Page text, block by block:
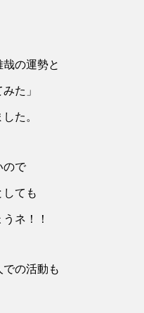
の運勢と
た」
た。
ので
ても
ネ！！
の活動も